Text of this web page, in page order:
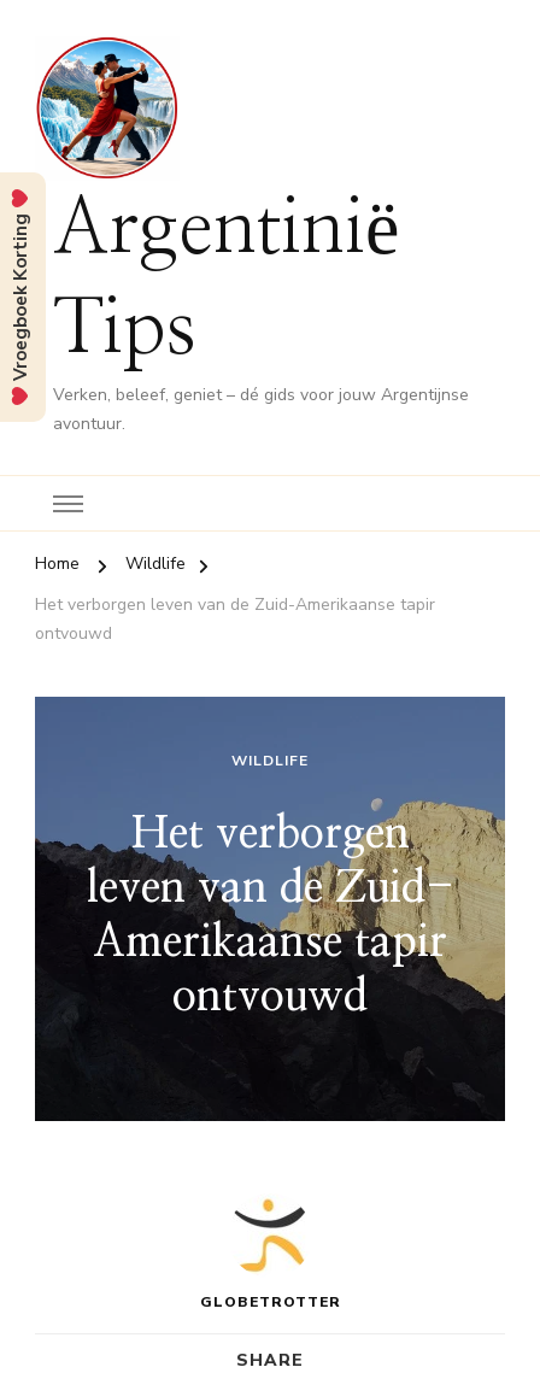
Argentinië
Tips
Verken, beleef, geniet – dé gids voor jouw Argentijnse
avontuur.
Home
Wildlife
Het verborgen leven van de Zuid-Amerikaanse tapir
ontvouwd
WILDLIFE
Het verborgen
leven van de Zuid-
Amerikaanse tapir
ontvouwd
GLOBETROTTER
SHARE
Vroegboek Korting